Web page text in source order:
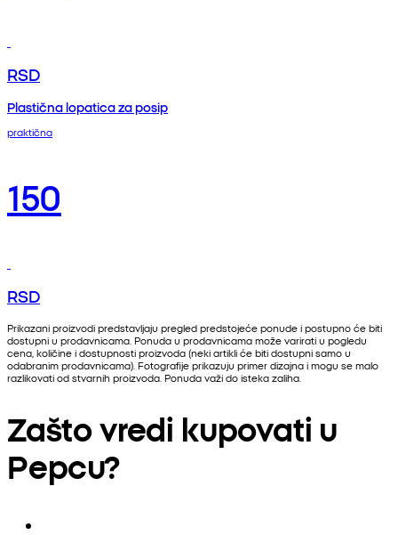
RSD
Plastična lopatica za posip
praktična
150
RSD
Prikazani proizvodi predstavljaju pregled predstojeće ponude i postupno će biti
dostupni u prodavnicama. Ponuda u prodavnicama može varirati u pogledu
cena, količine i dostupnosti proizvoda (neki artikli će biti dostupni samo u
odabranim prodavnicama). Fotografije prikazuju primer dizajna i mogu se malo
razlikovati od stvarnih proizvoda. Ponuda važi do isteka zaliha.
Zašto vredi kupovati u
Pepcu?